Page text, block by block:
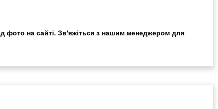
фото на сайті. Зв'яжіться з нашим менеджером для